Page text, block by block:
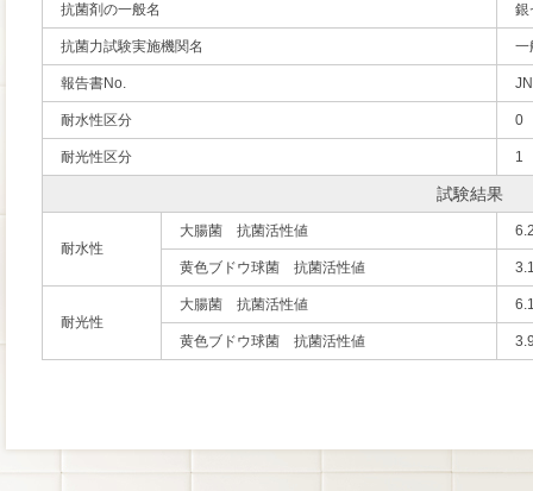
抗菌剤の一般名 銀
抗菌力試験実施機関名 一
報告書No.
耐水性区分 0
耐光性区分 1
試験結果
耐水性
大腸菌 抗菌活性値
黄色ブドウ球菌 抗菌活性値
耐光性
大腸菌 抗菌活性値
黄色ブドウ球菌 抗菌活性値